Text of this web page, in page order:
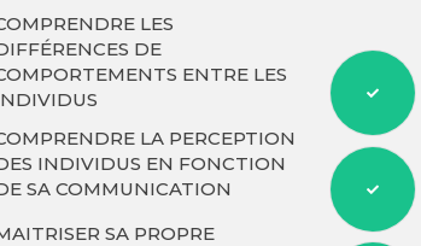
LES
DE
ENTRE LES
LA PERCEPTION
INDIVIDUS EN FONCTION
SA COMMUNICATION
SA PROPRE